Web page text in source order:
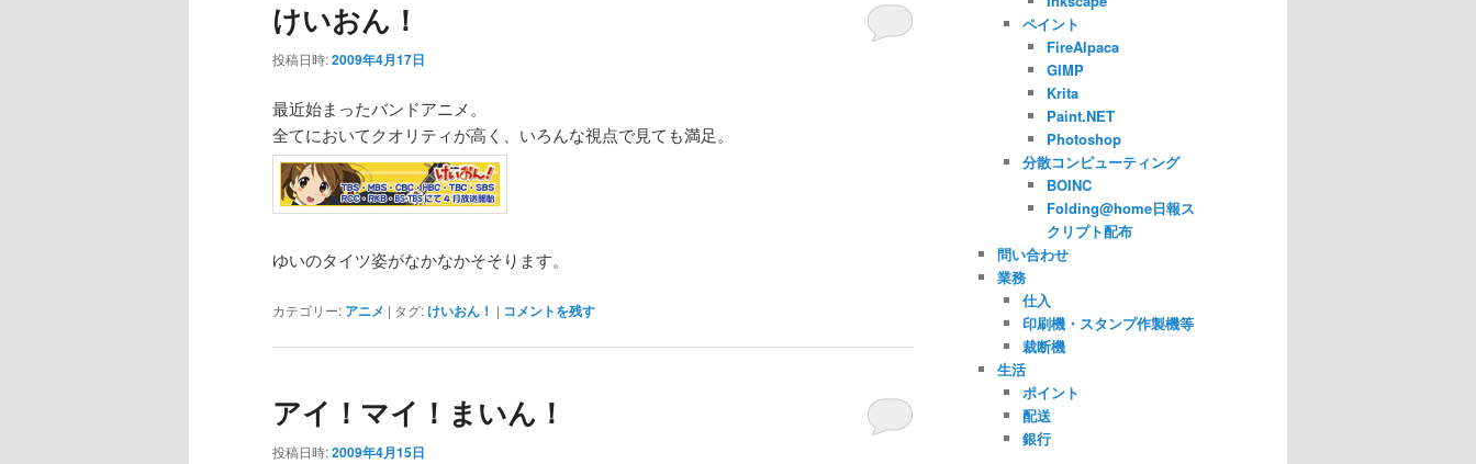
けいおん！
投稿日時:2009年4月17日
最近始まったバンドアニメ。
全てにおいてクオリティが高く、いろんな視点で見ても満足。
ゆいのタイツ姿がなかなかそそります。
カテゴリー: アニメ | タグ: けいおん！ | コメントを残す
アイ！マイ！まいん！
投稿日時:2009年4月15日
ペイント
FireAlpaca
GIMP
Krita
Paint.NET
Photoshop
分散コンピューティング
BOINC
Folding@home日報ス
クリプト配布
問い合わせ
業務
仕入
印刷機・スタンプ作製機等
裁断機
生活
ポイント
配送
銀行